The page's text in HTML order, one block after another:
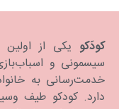
کودَکو یکی از اولین
خدمت‌رسانی به
دارد. كودكو طیف